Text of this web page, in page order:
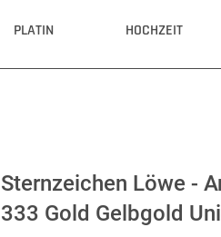
PLATIN HOCHZEIT
Sternzeichen Löwe -
333 Gold Gelbgold